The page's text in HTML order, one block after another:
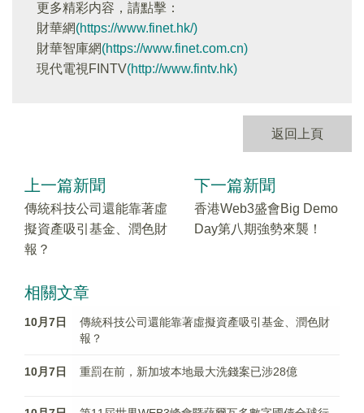
更多精彩内容，請點擊：
財華網(https://www.finet.hk/)
財華智庫網(https://www.finet.com.cn)
現代電視FINTV(http://www.fintv.hk)
返回上頁
上一篇新聞
傳統科技公司還能靠著虛
擬資產吸引基金、潤色財
報？
下一篇新聞
香港Web3盛會Big Demo
Day第八期強勢來襲！
相關文章
10月7日
傳統科技公司還能靠著虛擬資產吸引基金、潤色財
報？
10月7日 重罰在前，新加坡本地最大洗錢案已涉28億